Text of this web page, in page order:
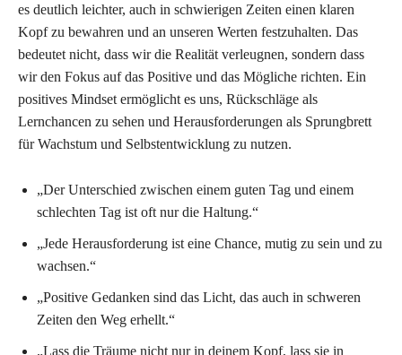
es deutlich leichter, auch in schwierigen Zeiten einen klaren
Kopf zu bewahren und an unseren Werten festzuhalten. Das
bedeutet nicht, dass wir die Realität verleugnen, sondern dass
wir den Fokus auf das Positive und das Mögliche richten. Ein
positives Mindset ermöglicht es uns, Rückschläge als
Lernchancen zu sehen und Herausforderungen als Sprungbrett
für Wachstum und Selbstentwicklung zu nutzen.
„Der Unterschied zwischen einem guten Tag und einem
schlechten Tag ist oft nur die Haltung.“
„Jede Herausforderung ist eine Chance, mutig zu sein und zu
wachsen.“
„Positive Gedanken sind das Licht, das auch in schweren
Zeiten den Weg erhellt.“
„Lass die Träume nicht nur in deinem Kopf, lass sie in